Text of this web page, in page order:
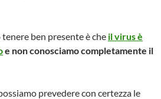
ben presente è che il virus è
e non conosciamo completamente il
prevedere con certezza le